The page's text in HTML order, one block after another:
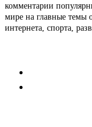
комментарии
мире на главные темы
интернета, спорта,